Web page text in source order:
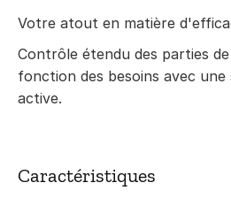
Votre atout en matière
Contrôle étendu des parties
fonction des besoins avec une
active.
Caractéristiques